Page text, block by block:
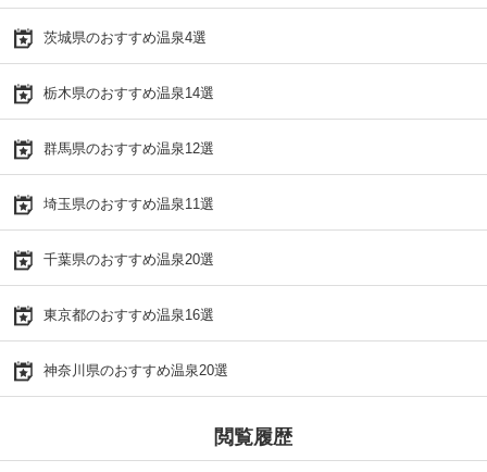
茨城県のおすすめ温泉4選
栃木県のおすすめ温泉14選
群馬県のおすすめ温泉12選
埼玉県のおすすめ温泉11選
千葉県のおすすめ温泉20選
東京都のおすすめ温泉16選
神奈川県のおすすめ温泉20選
閲覧履歴